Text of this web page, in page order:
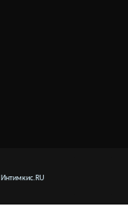
Интимкис.RU